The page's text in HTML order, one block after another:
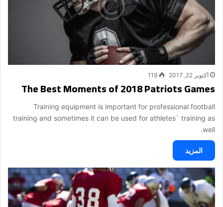
أكتوبر 22, 2017 119
The Best Moments of 2018 Patriots Games
Training equipment is important for professional football
training and sometimes it can be used for athletes` training as
well.
المزيد